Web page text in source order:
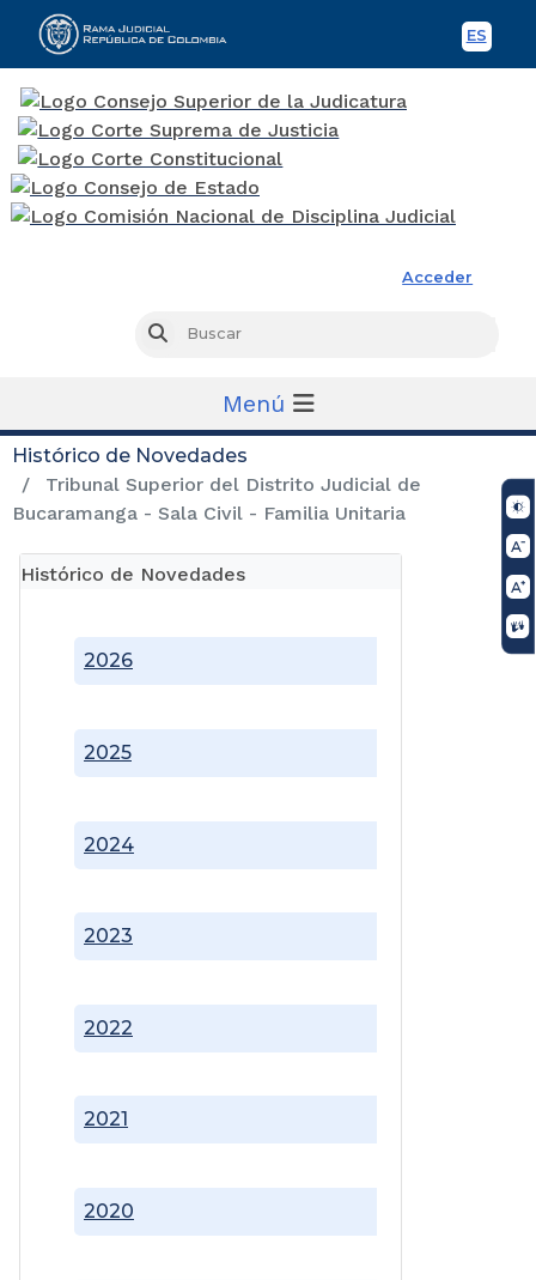
ES
Acceder
Buscar
Menú
Histórico de Novedades
Tribunal Superior del Distrito Judicial de
Bucaramanga - Sala Civil - Familia Unitaria
Histórico de Novedades
2020
2021
2022
2023
2024
2025
2026